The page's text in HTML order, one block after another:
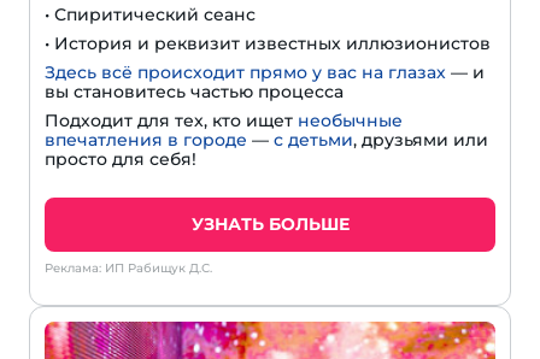
• Спиритический сеанс
• История и реквизит известных иллюзионистов
Здесь всё происходит прямо у вас на глазах — и
вы становитесь частью процесса
Подходит для тех, кто ищет необычные
впечатления в городе — с детьми, друзьями или
просто для себя!
УЗНАТЬ БОЛЬШЕ
Реклама: ИП Рабищук Д.С.